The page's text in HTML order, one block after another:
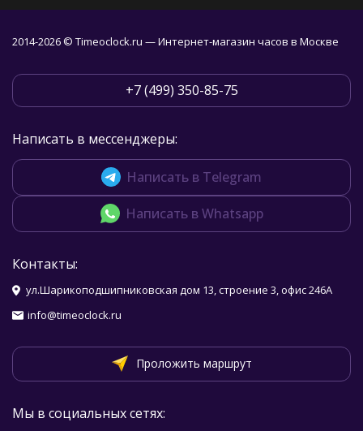
2014-2026 © Timeoclock.ru — Интернет-магазин часов в Москве
+7 (499) 350-85-75
Написать в мессенджеры:
Написать в Telegram
Написать в Whatsapp
Контакты:
ул.Шарикоподшипниковская дом 13, строение 3, офис 246А
info@timeoclock.ru
Проложить маршрут
Мы в социальных сетях: